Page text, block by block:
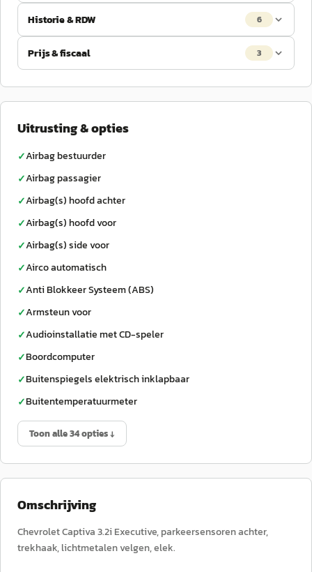
Historie & RDW 6
Prijs & fiscaal 3
Uitrusting & opties
✓Airbag bestuurder
✓Airbag passagier
✓Airbag(s) hoofd achter
✓Airbag(s) hoofd voor
✓Airbag(s) side voor
✓Airco automatisch
✓Anti Blokkeer Systeem (ABS)
✓Armsteun voor
✓Audioinstallatie met CD-speler
✓Boordcomputer
✓Buitenspiegels elektrisch inklapbaar
✓Buitentemperatuurmeter
Toon alle 34 opties ↓
Omschrijving
Chevrolet Captiva 3.2i Executive, parkeersensoren achter,
trekhaak, lichtmetalen velgen, elek.